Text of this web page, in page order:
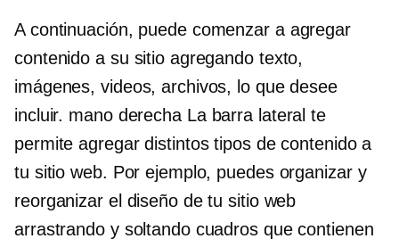
A continuación, puede comenzar a agregar
contenido a su sitio agregando texto,
imágenes, videos, archivos, lo que desee
incluir. mano derechaLa barra lateral te
permite agregar distintos tipos de contenido a
tu sitio web. Por ejemplo, puedes organizar y
reorganizar el diseño de tu sitio web
arrastrando y soltando cuadros que contienen